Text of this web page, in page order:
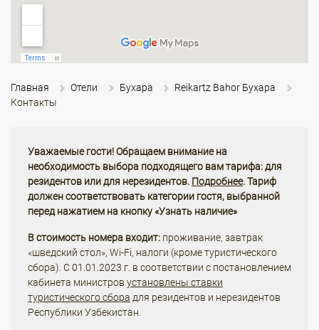
Главная Отели Бухара
Reikartz Bahor Бухара
Контакты
Уважаемые гости! Обращаем внимание на
необходимость выбора подходящего вам тарифа: для
резидентов или для нерезидентов. Подробнее. Тариф
должен соответствовать категории гостя, выбранной
перед нажатием на кнопку «Узнать наличие»
В стоимость номера входит: проживание, завтрак
«шведский стол», Wi-Fi, налоги (кроме туристического
сбора). С 01.01.2023 г. в соответствии с постановлением
кабинета министров установлены ставки
туристического сбора для резидентов и нерезидентов
Республики Узбекистан.